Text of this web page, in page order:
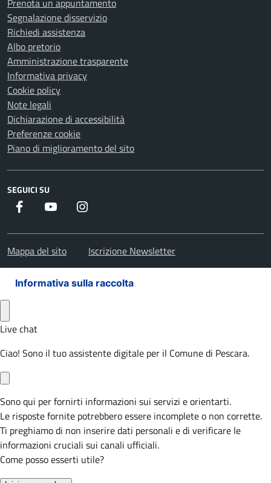
Prenota un appuntamento
Segnalazione disservizio
Richiedi assistenza
Albo pretorio
Amministrazione trasparente
Informativa privacy
Cookie policy
Note legali
Dichiarazione di accessibilità
Preferenze cookie
Piano di miglioramento del sito
SEGUICI SU
Facebook Youtube
Mappa del sito Iscrizione Newsletter
Informativa sulla raccolta